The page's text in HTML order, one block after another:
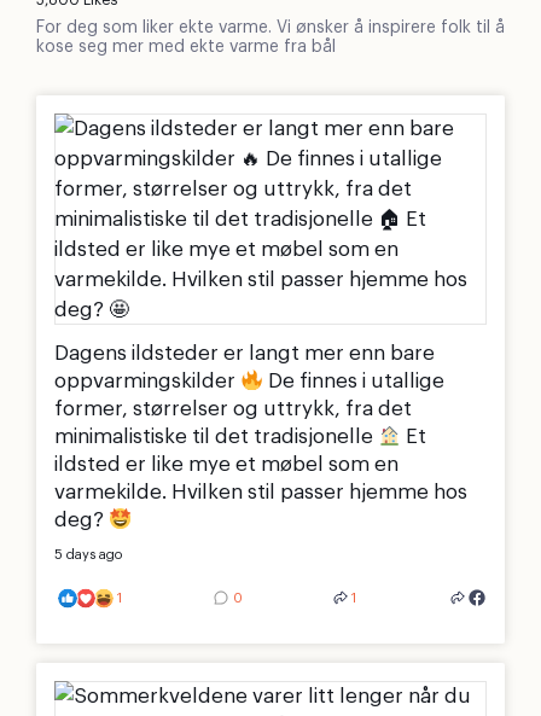
For deg som liker ekte varme. Vi ønsker å inspirere folk til å
kose seg mer med ekte varme fra bål
Dagens ildsteder er langt mer enn bare
oppvarmingskilder
De finnes i utallige
former, størrelser og uttrykk, fra det
minimalistiske til det tradisjonelle
Et
ildsted er like mye et møbel som en
varmekilde. Hvilken stil passer hjemme hos
deg?
5 days ago
1 0 1